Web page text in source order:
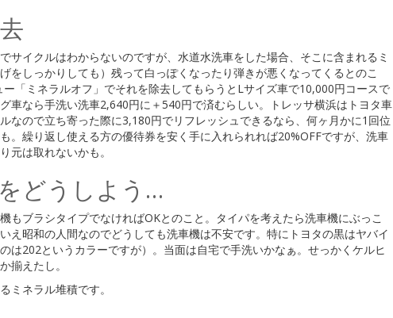
サイクルはわからないのですが、水道水洗車をした場合、そこに含まれるミ
をしっかりしても）残って白っぽくなったり弾きが悪くなってくるとのこ
「ミネラルオフ」でそれを除去してもらうとLサイズ車で10,000円コースで
車なら手洗い洗車2,640円に＋540円で済むらしい。トレッサ横浜はトヨタ車
なので立ち寄った際に3,180円でリフレッシュできるなら、何ヶ月かに1回位
。繰り返し使える方の優待券を安く手に入れられれば20%OFFですが、洗車
元は取れないかも。
どうしよう…
もブラシタイプでなければOKとのこと。タイパを考えたら洗車機にぶっこ
え昭和の人間なのでどうしても洗車機は不安です。特にトヨタの黒はヤバイ
は202というカラーですが）。当面は自宅で手洗いかなぁ。せっかくケルヒ
揃えたし。
ミネラル堆積です。